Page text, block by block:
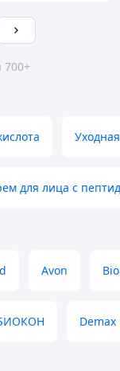
700+
для лица с
Avon
Demax